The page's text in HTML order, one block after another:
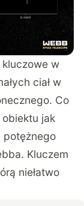
w
ciał w
Co
obiektu jak
potężnego
Kluczem
niełatwo